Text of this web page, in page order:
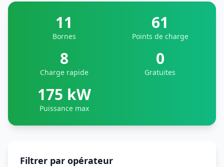
11
Bornes
61
Points de charge
8
Charge rapide
0
Gratuites
175 kW
Puissance max
Filtrer par opérateur